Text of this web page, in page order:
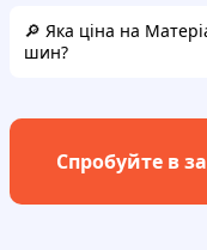
🔎 Яка ціна на
шин?
Спробуйте в